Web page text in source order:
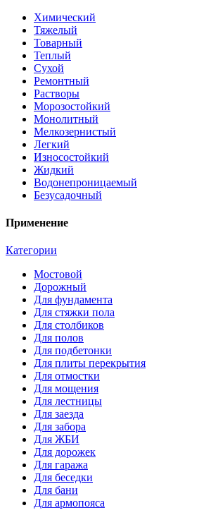
Химический
Тяжелый
Товарный
Теплый
Сухой
Ремонтный
Растворы
Морозостойкий
Монолитный
Мелкозернистый
Легкий
Износостойкий
Жидкий
Водонепроницаемый
Безусадочный
Применение
Категории
Мостовой
Дорожный
Для фундамента
Для стяжки пола
Для столбиков
Для полов
Для подбетонки
Для плиты перекрытия
Для отмостки
Для мощения
Для лестницы
Для заезда
Для забора
Для ЖБИ
Для дорожек
Для гаража
Для беседки
Для бани
Для армопояса